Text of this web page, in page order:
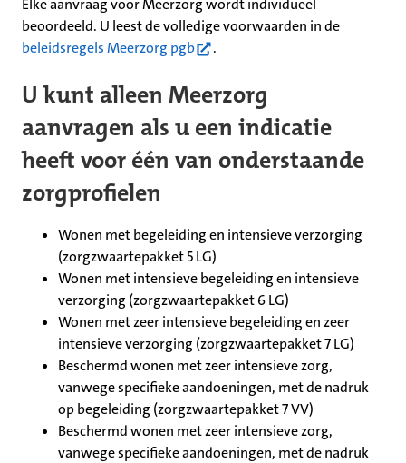
Elke aanvraag voor Meerzorg wordt individueel
beoordeeld. U leest de volledige voorwaarden in de
beleidsregels Meerzorg pgb(opent in nieuw tabblad)
.
U kunt alleen Meerzorg
aanvragen als u een indicatie
heeft voor één van onderstaande
zorgprofielen
Wonen met begeleiding en intensieve verzorging
(zorgzwaartepakket 5 LG)
Wonen met intensieve begeleiding en intensieve
verzorging (zorgzwaartepakket 6 LG)
Wonen met zeer intensieve begeleiding en zeer
intensieve verzorging (zorgzwaartepakket 7 LG)
Beschermd wonen met zeer intensieve zorg,
vanwege specifieke aandoeningen, met de nadruk
op begeleiding (zorgzwaartepakket 7 VV)
Beschermd wonen met zeer intensieve zorg,
vanwege specifieke aandoeningen, met de nadruk